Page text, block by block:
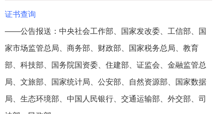
证书查询
——公告报送：中央社会工作部、国家发改委、工信部、国
家市场监管总局、商务部、财政部、国家税务总局、教育
部、科技部、国务院国资委、住建部、证监会、金融监管总
局、文旅部、国家统计局、公安部、自然资源部、国家数据
局、生态环境部、中国人民银行、交通运输部、外交部、司